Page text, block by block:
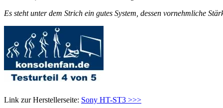
Es steht unter dem Strich ein gutes System, dessen vornehmliche
Link zur Herstellerseite: Sony HT-ST3 >>>